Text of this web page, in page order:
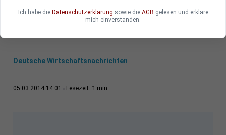
Militärbeobachter in die Ukraine.
Deutsche Wirtschaftsnachrichten
05.03.2014 14:01 Lesezeit: 1 min
Ich habe die Datenschutzerklärung sowie die AGB gelesen und erkläre
mich einverstanden.